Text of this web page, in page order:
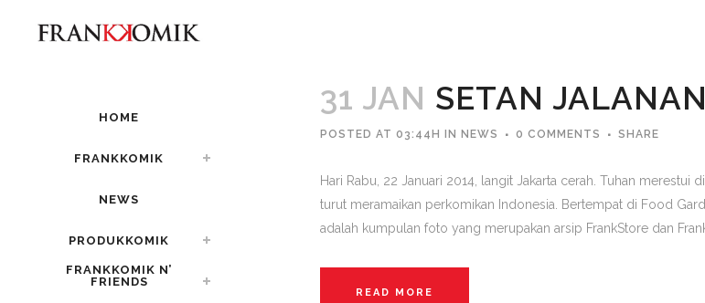
HOME
FRANKKOMIK
NEWS
PRODUKKOMIK
FRANKKOMIK N’
FRIENDS
31 JAN SETAN
POSTED AT 03:44H IN NEWS 0 COMMENTS SHARE
Hari Rabu, 22 Januari 2014, langit Jakarta cerah. Tuhan merestui
turut meramaikan perkomikan Indonesia. Bertempat di Food
adalah kumpulan foto yang merupakan arsip FrankStore dan
READ MORE